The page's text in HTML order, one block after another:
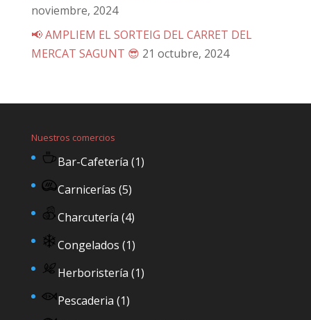
noviembre, 2024
📢 AMPLIEM EL SORTEIG DEL CARRET DEL
MERCAT SAGUNT 😎 21 octubre, 2024
Nuestros comercios
Bar-Cafetería (1)
Carnicerías (5)
Charcutería (4)
Congelados (1)
Herboristería (1)
Pescaderia (1)